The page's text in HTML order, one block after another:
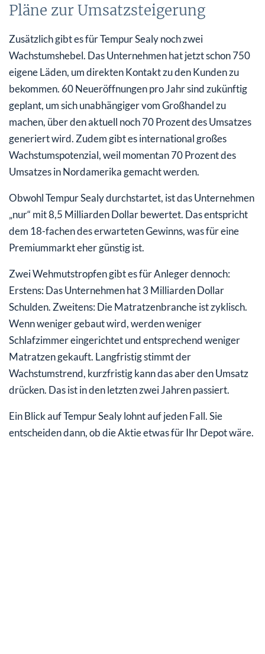
Pläne zur Umsatzsteigerung
Zusätzlich gibt es für Tempur Sealy noch zwei
Wachstumshebel. Das Unternehmen hat jetzt schon 750
eigene Läden, um direkten Kontakt zu den Kunden zu
bekommen. 60 Neueröffnungen pro Jahr sind zukünftig
geplant, um sich unabhängiger vom Großhandel zu
machen, über den aktuell noch 70 Prozent des Umsatzes
generiert wird. Zudem gibt es international großes
Wachstumspotenzial, weil momentan 70 Prozent des
Umsatzes in Nordamerika gemacht werden.
Obwohl Tempur Sealy durchstartet, ist das Unternehmen
„nur“ mit 8,5 Milliarden Dollar bewertet. Das entspricht
dem 18-fachen des erwarteten Gewinns, was für eine
Premiummarkt eher günstig ist.
Zwei Wehmutstropfen gibt es für Anleger dennoch:
Erstens: Das Unternehmen hat 3 Milliarden Dollar
Schulden. Zweitens: Die Matratzenbranche ist zyklisch.
Wenn weniger gebaut wird, werden weniger
Schlafzimmer eingerichtet und entsprechend weniger
Matratzen gekauft. Langfristig stimmt der
Wachstumstrend, kurzfristig kann das aber den Umsatz
drücken. Das ist in den letzten zwei Jahren passiert.
Ein Blick auf Tempur Sealy lohnt auf jeden Fall. Sie
entscheiden dann, ob die Aktie etwas für Ihr Depot wäre.